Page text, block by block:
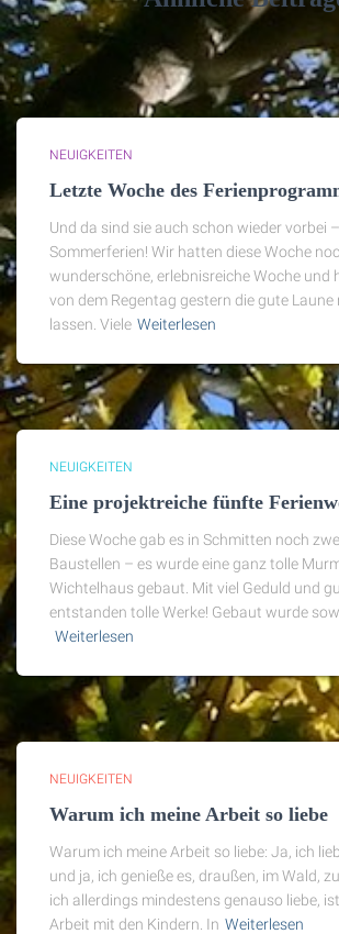
NEUIGKEITEN
Letzte Woche des
Und da sind sie auch schon wieder vorbei
Sommerferien! Wir hatten diese Woche
wunderschöne, erlebnisreiche Woche und
von dem Regentag gestern die gute Laune
lassen. Viele Weiterlesen
NEUIGKEITEN
Eine projektreiche fünfte
Diese Woche gab es in Schmitten noch
Baustellen – es wurde eine ganz tolle
Wichtelhaus gebaut. Mit viel Geduld und
entstanden tolle Werke! Gebaut wurde
Weiterlesen
NEUIGKEITEN
Warum ich meine Arbeit so liebe
Warum ich meine Arbeit so liebe: Ja, ich
und ja, ich genieße es, draußen, im Wald,
ich allerdings mindestens genauso liebe,
Arbeit mit den Kindern. In Weiterlesen